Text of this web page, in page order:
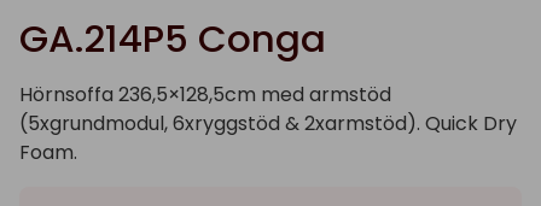
GA.214P5 Conga
Hörnsoffa 236,5×128,5cm med armstöd
(5xgrundmodul, 6xryggstöd & 2xarmstöd). Quick Dry
Foam.